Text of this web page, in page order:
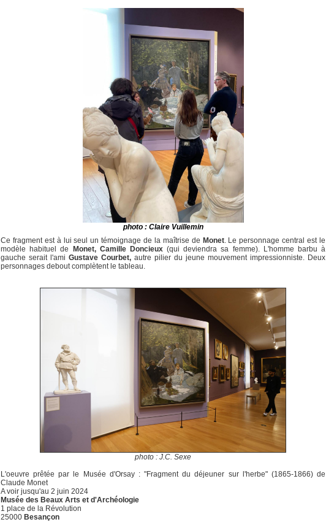
photo : Claire Vuillemin
Ce fragment est à lui seul un témoignage de la maîtrise de Monet. Le personnage central est le
modèle habituel de
Monet, Camille Doncieux(qui deviendra sa femme). L'homme barbu à
gauche serait l'ami Gustave Courbet, autre pilier du jeune mouvement impressionniste. Deux
personnages debout complètent le tableau.
photo : J.C. Sexe
L'oeuvre prêtée par le Musée d'Orsay : "Fragment du déjeuner sur l'herbe" (1865-1866) de
Claude Monet
A voir jusqu'au 2 juin 2024
Musée des Beaux Arts et d'Archéologie
1 place de la Révolution
25000 Besançon